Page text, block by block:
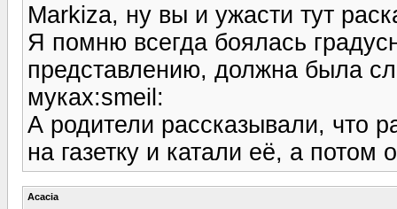
Markiza, ну вы и ужасти тут
Я помню всегда боялась
представлению, должна была
муках:smeil:
А родители рассказывали, что
на газетку и катали её, а потом
Acacia